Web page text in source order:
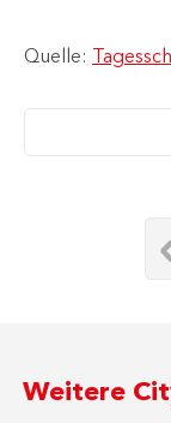
Quelle:
Weitere